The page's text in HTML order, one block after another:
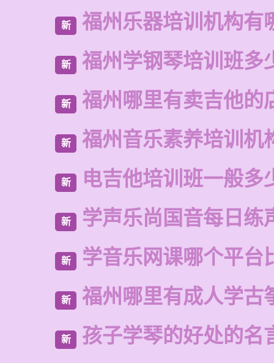
新 福州乐器培训机构有
新 福州学钢琴培训班多
新 福州哪里有卖吉他的
新 福州音乐素养培训机
新 电吉他培训班一般多
新 学声乐尚国音每日练
新 学音乐网课哪个平台
新 福州哪里有成人学古
新 孩子学琴的好处的名